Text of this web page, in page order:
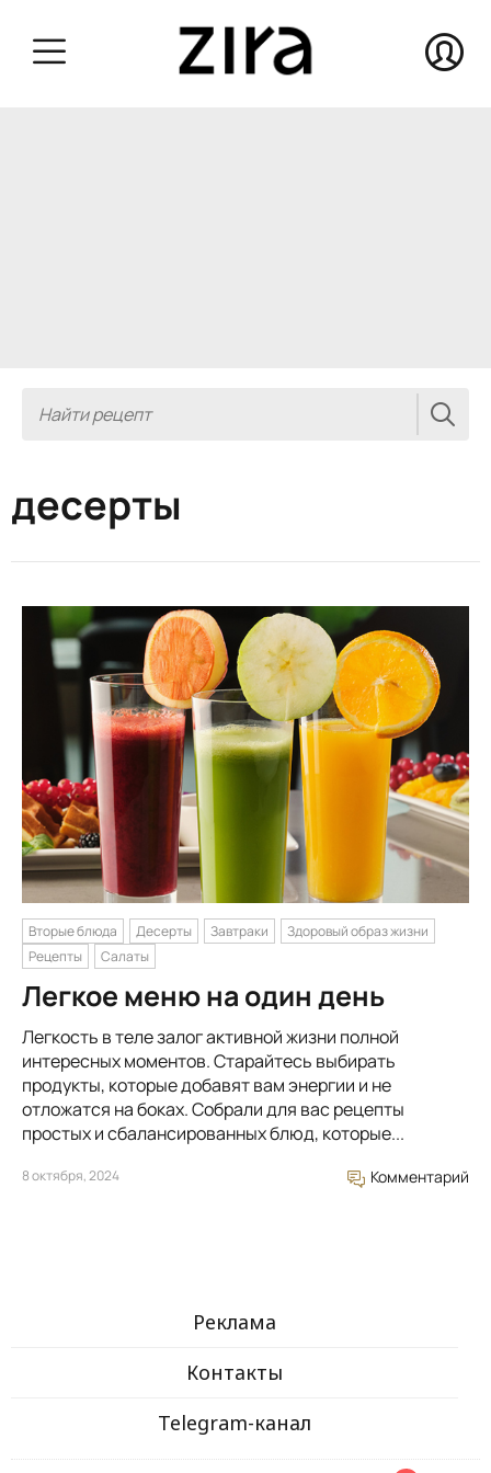
десерты
Вторые блюда Десерты Завтраки
Здоровый образ жизни
Рецепты
Салаты
Легкое меню на один день
Легкость в теле залог активной жизни полной
интересных моментов. Старайтесь выбирать
продукты, которые добавят вам энергии и не
отложатся на боках. Собрали для вас рецепты
простых и сбалансированных блюд, которые...
8 октября, 2024 Комментарий
Реклама
Контакты
Telegram-канал